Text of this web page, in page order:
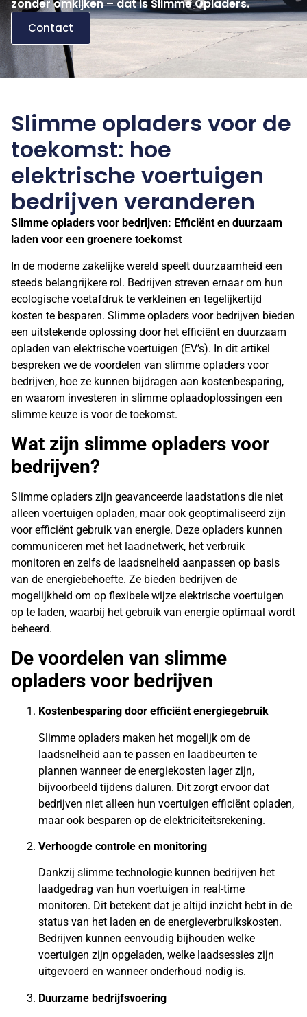
zonder omkijken – dat is Slimme Opladers.
Contact
Slimme opladers voor de
toekomst: hoe
elektrische voertuigen
bedrijven veranderen
Slimme opladers voor bedrijven: Efficiënt en duurzaam
laden voor een groenere toekomst
In de moderne zakelijke wereld speelt duurzaamheid een
steeds belangrijkere rol. Bedrijven streven ernaar om hun
ecologische voetafdruk te verkleinen en tegelijkertijd
kosten te besparen. Slimme opladers voor bedrijven bieden
een uitstekende oplossing door het efficiënt en duurzaam
opladen van elektrische voertuigen (EV’s). In dit artikel
bespreken we de voordelen van slimme opladers voor
bedrijven, hoe ze kunnen bijdragen aan kostenbesparing,
en waarom investeren in slimme oplaadoplossingen een
slimme keuze is voor de toekomst.
Wat zijn slimme opladers voor
bedrijven?
Slimme opladers zijn geavanceerde laadstations die niet
alleen voertuigen opladen, maar ook geoptimaliseerd zijn
voor efficiënt gebruik van energie. Deze opladers kunnen
communiceren met het laadnetwerk, het verbruik
monitoren en zelfs de laadsnelheid aanpassen op basis
van de energiebehoefte. Ze bieden bedrijven de
mogelijkheid om op flexibele wijze elektrische voertuigen
op te laden, waarbij het gebruik van energie optimaal wordt
beheerd.
De voordelen van slimme
opladers voor bedrijven
Kostenbesparing door efficiënt energiegebruik
Slimme opladers maken het mogelijk om de
laadsnelheid aan te passen en laadbeurten te
plannen wanneer de energiekosten lager zijn,
bijvoorbeeld tijdens daluren. Dit zorgt ervoor dat
bedrijven niet alleen hun voertuigen efficiënt opladen,
maar ook besparen op de elektriciteitsrekening.
Verhoogde controle en monitoring
Dankzij slimme technologie kunnen bedrijven het
laadgedrag van hun voertuigen in real-time
monitoren. Dit betekent dat je altijd inzicht hebt in de
status van het laden en de energieverbruikskosten.
Bedrijven kunnen eenvoudig bijhouden welke
voertuigen zijn opgeladen, welke laadsessies zijn
uitgevoerd en wanneer onderhoud nodig is.
Duurzame bedrijfsvoering